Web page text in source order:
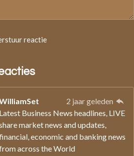
reactie
2 jaar geleden
Latest Business News headlines, LIVE
market news and updates,
economic and banking news
across the World